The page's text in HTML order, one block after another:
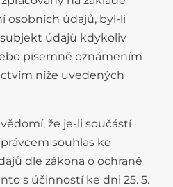
osobních údajů, byl-li
údajů kdykoliv
písemně oznámením
níže uvedených
že je-li součástí
souhlas ke
dle zákona o ochraně
s účinností ke dni 25. 5.